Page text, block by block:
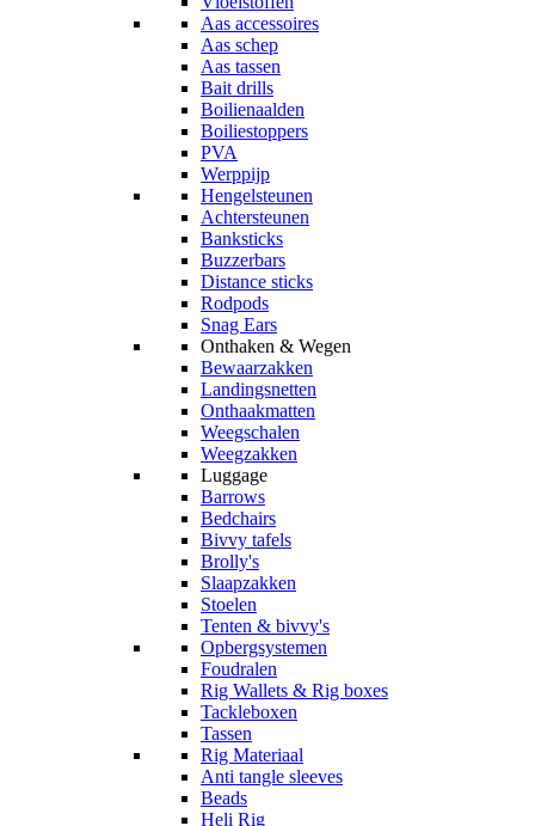
Aas accessoires
Aas schep
Aas tassen
Bait drills
Boilienaalden
Boiliestoppers
PVA
Werppijp
Hengelsteunen
Achtersteunen
Banksticks
Buzzerbars
Distance sticks
Rodpods
Snag Ears
Onthaken & Wegen
Bewaarzakken
Landingsnetten
Onthaakmatten
Weegschalen
Weegzakken
Luggage
Barrows
Bedchairs
Bivvy tafels
Brolly's
Slaapzakken
Stoelen
Tenten & bivvy's
Opbergsystemen
Foudralen
Rig Wallets & Rig boxes
Tackleboxen
Tassen
Rig Materiaal
Anti tangle sleeves
Beads
Heli Rig